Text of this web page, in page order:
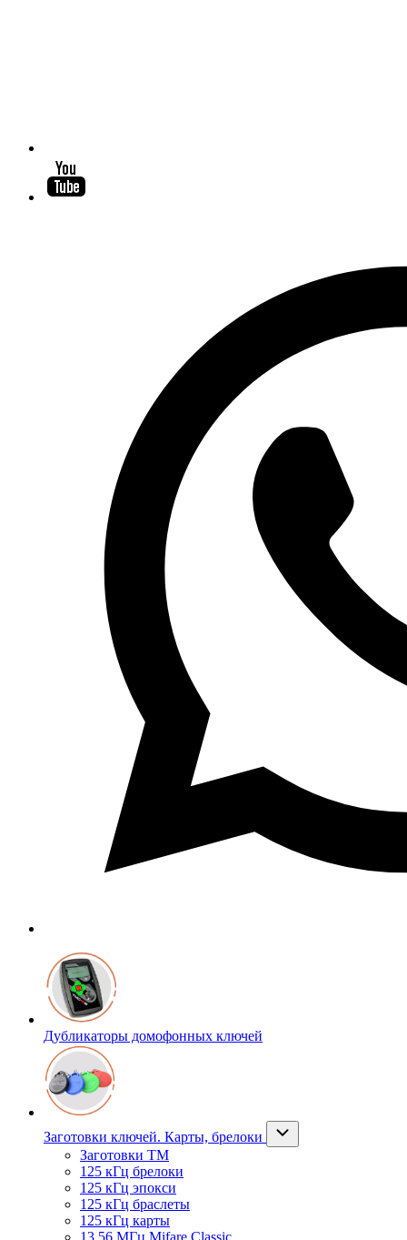
Дубликаторы домофонных ключей
Заготовки ключей. Карты, брелоки
Заготовки ТМ
125 кГц брелоки
125 кГц эпокси
125 кГц браслеты
125 кГц карты
13,56 МГц Mifare Classic